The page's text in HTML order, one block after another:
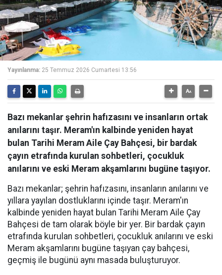
Yayınlanma: 25 Temmuz 2026 Cumartesi 13:56
Bazı mekanlar şehrin hafızasını ve insanların ortak
anılarını taşır. Meram'ın kalbinde yeniden hayat
bulan Tarihi Meram Aile Çay Bahçesi, bir bardak
çayın etrafında kurulan sohbetleri, çocukluk
anılarını ve eski Meram akşamlarını bugüne taşıyor.
Bazı mekanlar; şehrin hafızasını, insanların anılarını ve
yıllara yayılan dostluklarını içinde taşır. Meram'ın
kalbinde yeniden hayat bulan Tarihi Meram Aile Çay
Bahçesi de tam olarak böyle bir yer. Bir bardak çayın
etrafında kurulan sohbetleri, çocukluk anılarını ve eski
Meram akşamlarını bugüne taşıyan çay bahçesi,
geçmiş ile bugünü aynı masada buluşturuyor.